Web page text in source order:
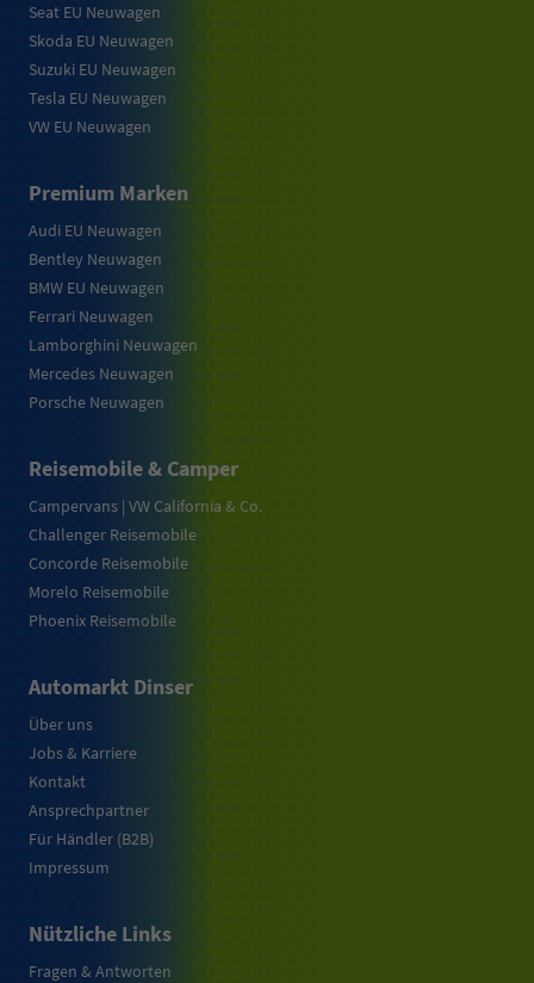
Seat EU Neuwagen
Skoda EU Neuwagen
Suzuki EU Neuwagen
Tesla EU Neuwagen
VW EU Neuwagen
Premium Marken
Audi EU Neuwagen
Bentley Neuwagen
BMW EU Neuwagen
Ferrari Neuwagen
Lamborghini Neuwagen
Mercedes Neuwagen
Porsche Neuwagen
Reisemobile & Camper
Campervans | VW California & Co.
Challenger Reisemobile
Concorde Reisemobile
Morelo Reisemobile
Phoenix Reisemobile
Automarkt Dinser
Über uns
Jobs & Karriere
Kontakt
Ansprechpartner
Für Händler (B2B)
Impressum
Nützliche Links
Fragen & Antworten